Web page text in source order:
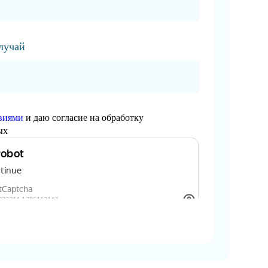
и даю согласие на обработку